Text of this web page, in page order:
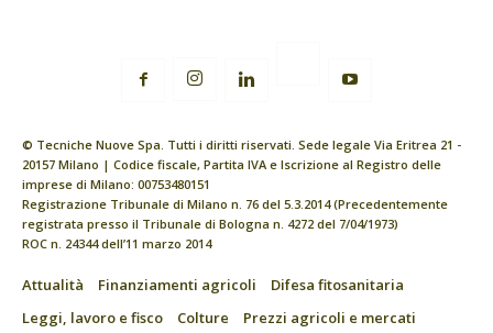
© Tecniche Nuove Spa. Tutti i diritti riservati. Sede legale Via Eritrea 21 -
20157 Milano | Codice fiscale, Partita IVA e Iscrizione al Registro delle
imprese di Milano: 00753480151
Registrazione Tribunale di Milano n. 76 del 5.3.2014 (Precedentemente
registrata presso il Tribunale di Bologna n. 4272 del 7/04/1973)
ROC n. 24344 dell’11 marzo 2014
Attualità Finanziamenti agricoli
Difesa fitosanitaria
Leggi, lavoro e fisco
Colture
Prezzi agricoli e mercati